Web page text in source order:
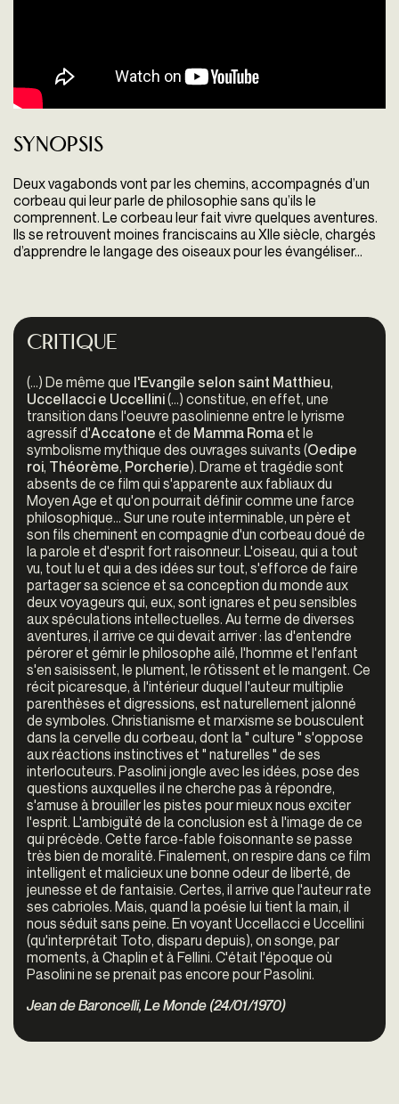
Synopsis
Deux vagabonds vont par les chemins, accompagnés d’un
corbeau qui leur parle de philosophie sans qu’ils le
comprennent. Le corbeau leur fait vivre quelques aventures.
Ils se retrouvent moines franciscains au XIIe siècle, chargés
d’apprendre le langage des oiseaux pour les évangéliser…
Critique
(…) De même que l'Evangile selon saint Matthieu,
Uccellacci e Uccellini(…) constitue, en effet, une
transition dans l'oeuvre pasolinienne entre le lyrisme
agressif d'Accatone et de Mamma Romaet le
symbolisme mythique des ouvrages suivants (Oedipe
roi, Théorème, Porcherie). Drame et tragédie sont
absents de ce film qui s'apparente aux fabliaux du
Moyen Age et qu'on pourrait définir comme une farce
philosophique... Sur une route interminable, un père et
son fils cheminent en compagnie d'un corbeau doué de
la parole et d'esprit fort raisonneur. L'oiseau, qui a tout
vu, tout lu et qui a des idées sur tout, s'efforce de faire
partager sa science et sa conception du monde aux
deux voyageurs qui, eux, sont ignares et peu sensibles
aux spéculations intellectuelles. Au terme de diverses
aventures, il arrive ce qui devait arriver : las d'entendre
pérorer et gémir le philosophe ailé, l'homme et l'enfant
s'en saisissent, le plument, le rôtissent et le mangent. Ce
récit picaresque, à l'intérieur duquel l'auteur multiplie
parenthèses et digressions, est naturellement jalonné
de symboles. Christianisme et marxisme se bousculent
dans la cervelle du corbeau, dont la " culture " s'oppose
aux réactions instinctives et " naturelles " de ses
interlocuteurs. Pasolini jongle avec les idées, pose des
questions auxquelles il ne cherche pas à répondre,
s'amuse à brouiller les pistes pour mieux nous exciter
l'esprit. L'ambiguïté de la conclusion est à l'image de ce
qui précède. Cette farce-fable foisonnante se passe
très bien de moralité. Finalement, on respire dans ce film
intelligent et malicieux une bonne odeur de liberté, de
jeunesse et de fantaisie. Certes, il arrive que l'auteur rate
ses cabrioles. Mais, quand la poésie lui tient la main, il
nous séduit sans peine. En voyant Uccellacci e Uccellini
(qu'interprétait Toto, disparu depuis), on songe, par
moments, à Chaplin et à Fellini. C'était l'époque où
Pasolini ne se prenait pas encore pour Pasolini.
Jean de Baroncelli, Le Monde (24/01/1970)